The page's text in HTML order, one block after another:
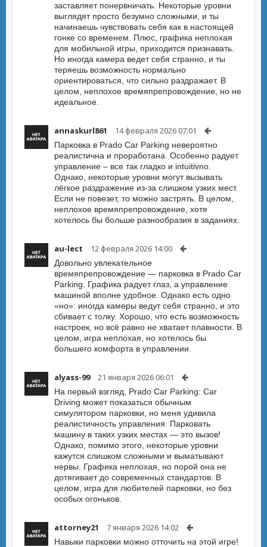
заставляет понервничать. Некоторые уровни
выглядят просто безумно сложными, и ты
начинаешь чувствовать себя как в настоящей
гонке со временем. Плюс, графика неплохая
для мобильной игры, приходится признавать.
Но иногда камера ведет себя странно, и ты
теряешь возможность нормально
ориентироваться, что сильно раздражает. В
целом, неплохое времяпрепровождение, но не
идеальное.
annaskurl861 14 февраля 2026 07:01
Парковка в Prado Car Parking невероятно
реалистична и проработана. Особенно радует
управление – все так гладко и intuitivno.
Однако, некоторые уровни могут вызывать
лёгкое раздражение из-за слишком узких мест.
Если не повезет, то можно застрять. В целом,
неплохое времяпрепровождение, хотя
хотелось бы больше разнообразия в заданиях.
au-lect 12 февраля 2026 14:00
Довольно увлекательное
времяпрепровождение — парковка в Prado Car
Parking. Графика радует глаз, а управление
машиной вполне удобное. Однако есть одно
«но»: иногда камеры ведут себя странно, и это
сбивает с толку. Хорошо, что есть возможность
настроек, но всё равно не хватает плавности. В
целом, игра неплохая, но хотелось бы
большего комфорта в управлении.
alyass-99 21 января 2026 06:01
На первый взгляд, Prado Car Parking: Car
Driving может показаться обычным
симулятором парковки, но меня удивила
реалистичность управления. Парковать
машину в таких узких местах — это вызов!
Однако, помимо этого, некоторые уровни
кажутся слишком сложными и выматывают
нервы. Графика неплохая, но порой она не
дотягивает до современных стандартов. В
целом, игра для любителей парковки, но без
особых огоньков.
attorney21 7 января 2026 14:02
Навыки парковки можно отточить на этой игре!